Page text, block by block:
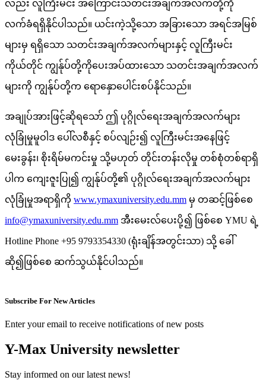
လည်း လူကြီးမင်း အကြောင်းသတင်းအချက်အလက်တို့ကို
လက်ခံရရှိနိုင်ပါသည်။ ယင်းကဲ့သို့သော အခြားသော အရင်အမြစ်
များမှ ရရှိသော သတင်းအချက်အလက်များနှင့် လူကြီးမင်း
ကိုယ်တိုင် ကျွန်ုပ်တို့ကိုပေးအပ်ထားသော သတင်းအချက်အလက်
များကို ကျွန်ုပ်တို့က ရောနှောပေါင်းစပ်နိုင်သည်။
အချုပ်အားဖြင့်ဆိုရသော် ဤ ပုဂ္ဂိုလ်ရေးအချက်အလက်များ
လုံခြုံမှုမူဝါဒ ပေါ်လစီနှင့် စပ်လျဉ်း၍ လူကြီးမင်းအနေဖြင့်
မေးခွန်း၊ စိုးရိမ်မကင်းမှု သို့မဟုတ် တိုင်းတန်းလိုမှု တစ်စုံတစ်ရာရှိ
ပါက ကျေးဇူးပြု၍ ကျွန်ုပ်တို့၏ ပုဂ္ဂိုလ်ရေးအချက်အလက်များ
လုံခြုံမှုအရာရှိကို www.ymaxuniversity.edu.mm မှ တဆင့်ဖြစ်စေ
info@ymaxuniversity.edu.mm အီးမေးလ်ပေးပို့၍ ဖြစ်စေ YMU ရဲ့
Hotline Phone +95 9793354330 (ရုံးချိန်အတွင်းသာ) သို့ ခေါ်
ဆို၍ဖြစ်စေ ဆက်သွယ်နိုင်ပါသည်။
Subscribe For New Articles
Enter your email to receive notifications of new posts
Y-Max University newsletter
Stay informed on our latest news!